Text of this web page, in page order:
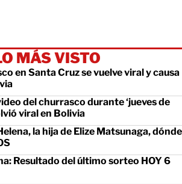
MÁS VISTO
en Santa Cruz se vuelve viral y causa
del churrasco durante ‘jueves de
viral en Bolivia
la hija de Elize Matsunaga, dónde
Resultado del último sorteo HOY 6